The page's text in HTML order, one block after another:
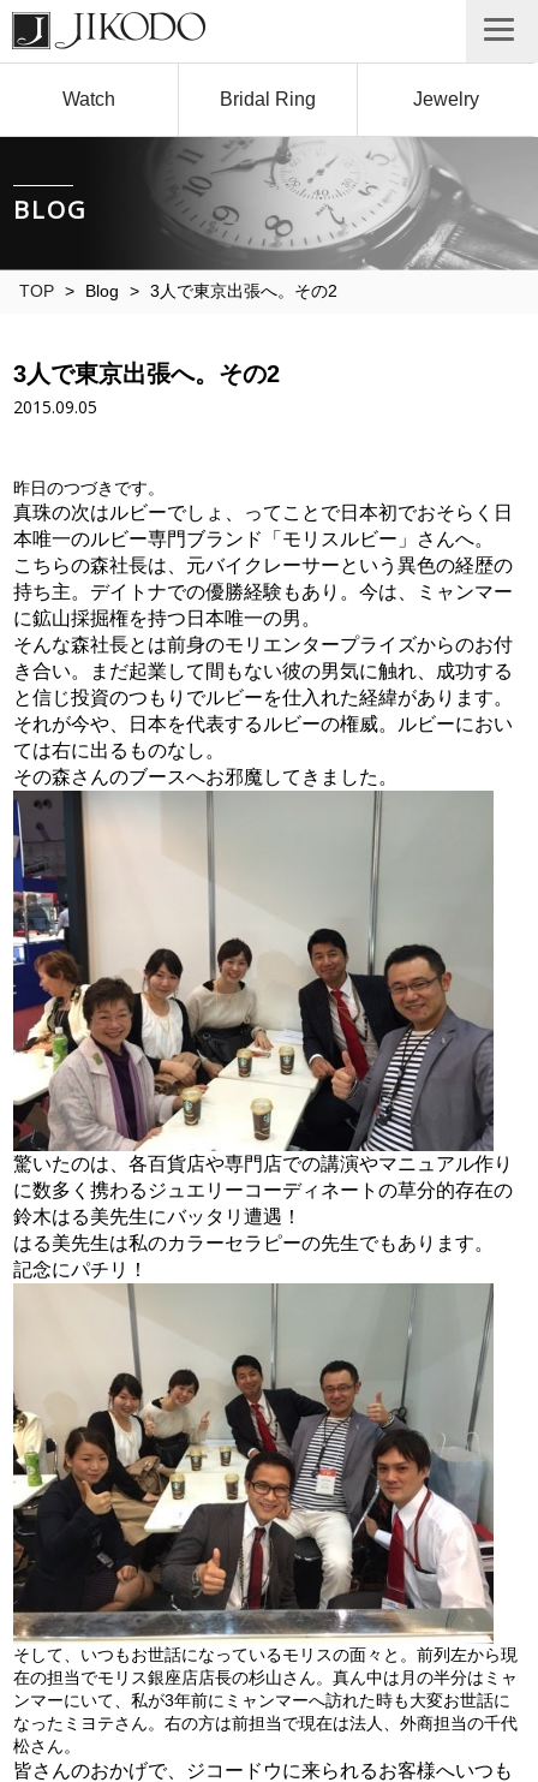
Watch Bridal Ring Jewelry
BLOG
TOP > Blog > 3人で東京出張へ。その2
3人で東京出張へ。その2
2015.09.05
昨日のつづきです。
真珠の次はルビーでしょ、ってことで日本初でおそらく日
本唯一のルビー専門ブランド「モリスルビー」さんへ。
こちらの森社長は、元バイクレーサーという異色の経歴の
持ち主。デイトナでの優勝経験もあり。今は、ミャンマー
に鉱山採掘権を持つ日本唯一の男。
そんな森社長とは前身のモリエンタープライズからのお付
き合い。まだ起業して間もない彼の男気に触れ、成功する
と信じ投資のつもりでルビーを仕入れた経緯があります。
それが今や、日本を代表するルビーの権威。ルビーにおい
ては右に出るものなし。
その森さんのブースへお邪魔してきました。
驚いたのは、各百貨店や専門店での講演やマニュアル作り
に数多く携わるジュエリーコーディネートの草分的存在の
鈴木はる美先生にバッタリ遭遇！
はる美先生は私のカラーセラピーの先生でもあります。
記念にパチリ！
そして、いつもお世話になっているモリスの面々と。前列左から現
在の担当でモリス銀座店店長の杉山さん。真ん中は月の半分はミャ
ンマーにいて、私が3年前にミャンマーへ訪れた時も大変お世話に
なったミヨテさん。右の方は前担当で現在は法人、外商担当の千代
松さん。
皆さんのおかげで、ジコードウに来られるお客様へいつも